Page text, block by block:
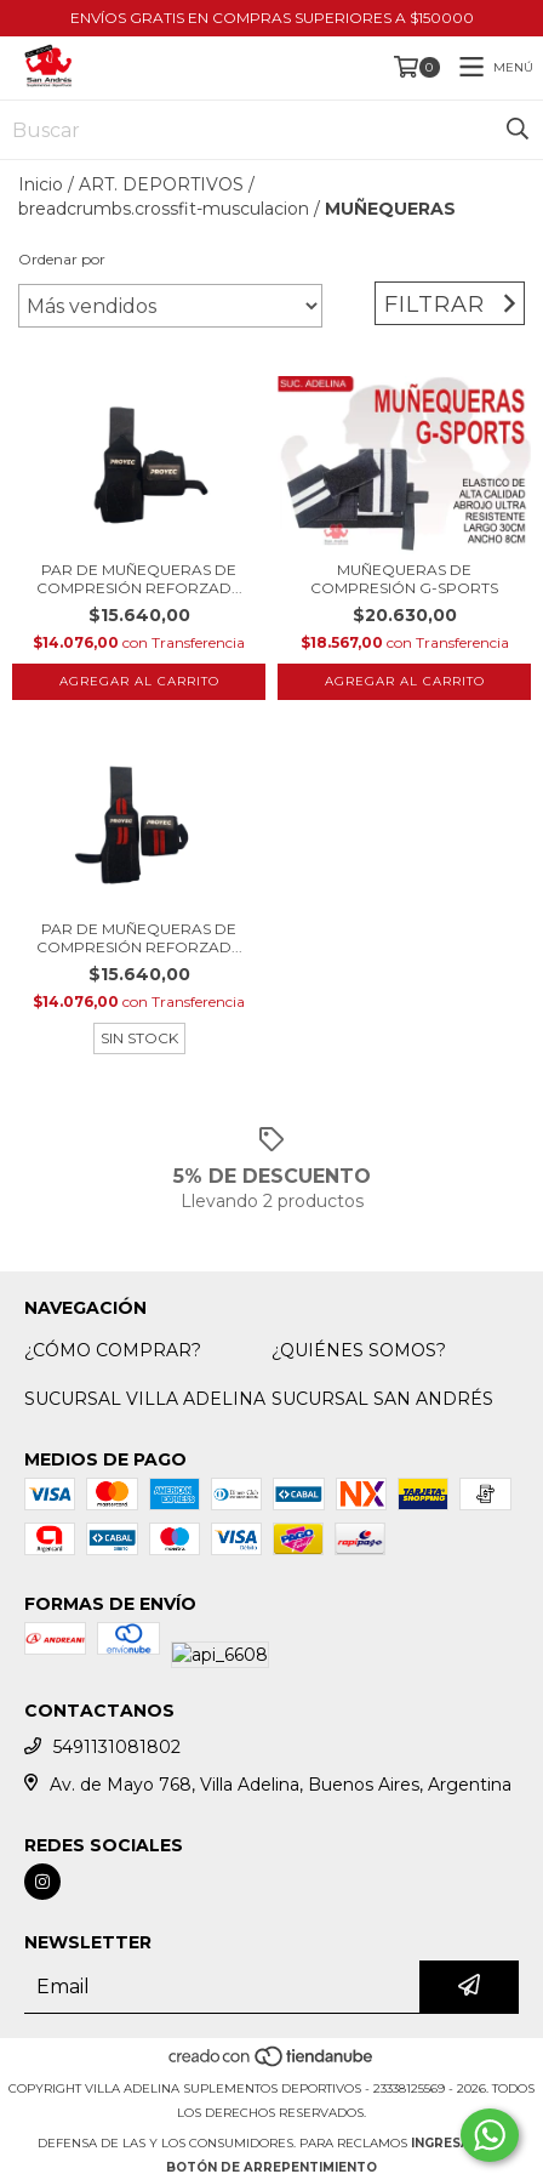
ENVÍOS GRATIS EN COMPRAS SUPERIORES A $150000
0 MENÚ
Inicio / ART. DEPORTIVOS /
breadcrumbs.crossfit-musculacion / MUÑEQUERAS
Ordenar por
FILTRAR
PAR DE MUÑEQUERAS DE
COMPRESIÓN REFORZAD...
$15.640,00
$14.076,00 con Transferencia
MUÑEQUERAS DE
COMPRESIÓN G-SPORTS
$20.630,00
$18.567,00 con Transferencia
AGREGAR AL CARRITO
PAR DE MUÑEQUERAS DE
COMPRESIÓN REFORZAD...
$15.640,00
$14.076,00 con Transferencia
SIN STOCK
5% DE DESCUENTO
Llevando 2 productos
NAVEGACIÓN
¿CÓMO COMPRAR?
¿QUIÉNES SOMOS?
SUCURSAL VILLA ADELINA SUCURSAL SAN ANDRÉS
MEDIOS DE PAGO
FORMAS DE ENVÍO
CONTACTANOS
5491131081802
Av. de Mayo 768, Villa Adelina, Buenos Aires, Argentina
REDES SOCIALES
NEWSLETTER
COPYRIGHT VILLA ADELINA SUPLEMENTOS DEPORTIVOS - 23338125569 - 2026. TODOS
LOS DERECHOS RESERVADOS.
DEFENSA DE LAS Y LOS CONSUMIDORES. PARA RECLAMOS INGRESÁ ACÁ.
BOTÓN DE ARREPENTIMIENTO